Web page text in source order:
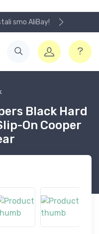
smo AliBay!
Black Hard
On Cooper